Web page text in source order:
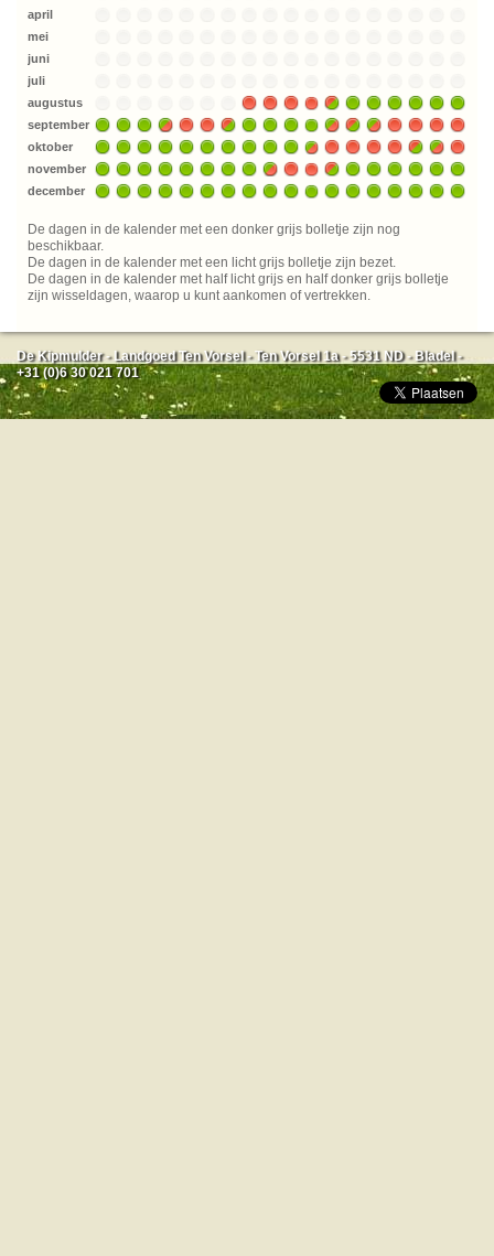
april
mei
juni
juli
augustus
september
oktober
november
december
De dagen in de kalender met een donker grijs bolletje zijn nog
beschikbaar.
De dagen in de kalender met een licht grijs bolletje zijn bezet.
De dagen in de kalender met half licht grijs en half donker grijs bolletje
zijn wisseldagen, waarop u kunt aankomen of vertrekken.
De Kipmulder - Landgoed Ten Vorsel - Ten Vorsel 1a - 5531 ND - Bladel -
+31 (0)6 30 021 701